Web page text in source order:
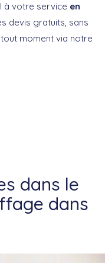
à votre service en
devis gratuits, sans
moment via notre
dans le
dans